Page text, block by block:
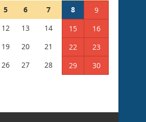
5 6 7 8
9
12 13 14 15
16
19 20 21 22
23
26 27 28 29
30